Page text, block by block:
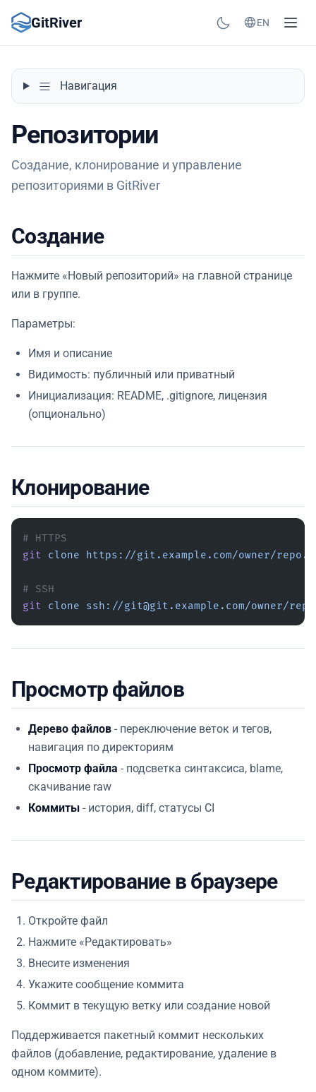
GitRiver EN
Навигация
Репозитории
Создание, клонирование и управление
репозиториями в GitRiver
Создание
Нажмите «Новый репозиторий» на главной странице
или в группе.
Параметры:
Имя и описание
Видимость: публичный или приватный
Инициализация: README, .gitignore, лицензия
(опционально)
Клонирование
# HTTPS
git clone https://git.example.com/owner/
# SSH
git clone ssh://git@git.example.com/owner/
Просмотр файлов
Дерево файлов - переключение веток и тегов,
навигация по директориям
Просмотр файла - подсветка синтаксиса, blame,
скачивание raw
Коммиты - история, diff, статусы CI
Редактирование в браузере
Откройте файл
Нажмите «Редактировать»
Внесите изменения
Укажите сообщение коммита
Коммит в текущую ветку или создание новой
Поддерживается пакетный коммит нескольких
файлов (добавление, редактирование, удаление в
одном коммите).